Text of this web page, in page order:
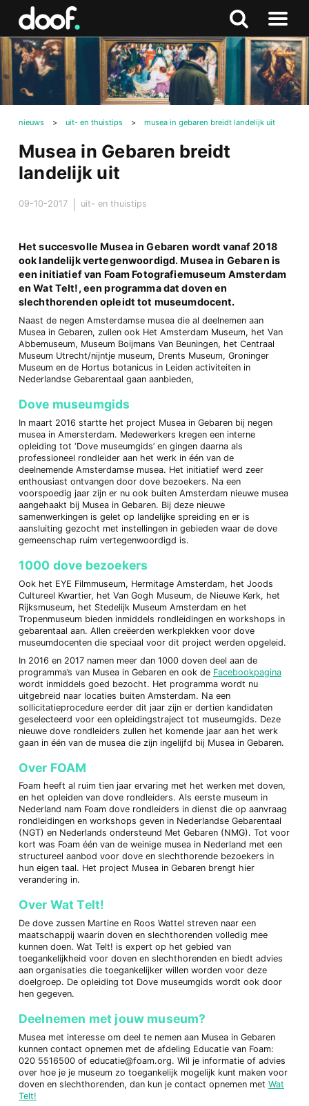
Zoeken
Naar
menu
nieuws > uit- en thuistips > musea in gebaren breidt landelijk uit
Musea in Gebaren breidt
landelijk uit
09-10-2017 uit- en thuistips
Het succesvolle Musea in Gebaren wordt vanaf 2018
ook landelijk vertegenwoordigd. Musea in Gebaren is
een initiatief van Foam Fotografiemuseum Amsterdam
en Wat Telt!, een programma dat doven en
slechthorenden opleidt tot museumdocent.
Naast de negen Amsterdamse musea die al deelnemen aan
Musea in Gebaren, zullen ook Het Amsterdam Museum, het Van
Abbemuseum, Museum Boijmans Van Beuningen, het Centraal
Museum Utrecht/nijntje museum, Drents Museum, Groninger
Museum en de Hortus botanicus in Leiden activiteiten in
Nederlandse Gebarentaal gaan aanbieden,
Dove museumgids
In maart 2016 startte het project Musea in Gebaren bij negen
musea in Amersterdam. Medewerkers kregen een interne
opleiding tot ‘Dove museumgids’ en gingen daarna als
professioneel rondleider aan het werk in één van de
deelnemende Amsterdamse musea. Het initiatief werd zeer
enthousiast ontvangen door dove bezoekers. Na een
voorspoedig jaar zijn er nu ook buiten Amsterdam nieuwe musea
aangehaakt bij Musea in Gebaren. Bij deze nieuwe
samenwerkingen is gelet op landelijke spreiding en er is
aansluiting gezocht met instellingen in gebieden waar de dove
gemeenschap ruim vertegenwoordigd is.
1000 dove bezoekers
Ook het EYE Filmmuseum, Hermitage Amsterdam, het Joods
Cultureel Kwartier, het Van Gogh Museum, de Nieuwe Kerk, het
Rijksmuseum, het Stedelijk Museum Amsterdam en het
Tropenmuseum bieden inmiddels rondleidingen en workshops in
gebarentaal aan. Allen creëerden werkplekken voor dove
museumdocenten die speciaal voor dit project werden opgeleid.
In 2016 en 2017 namen meer dan 1000 doven deel aan de
programma’s van Musea in Gebaren en ook de Facebookpagina
wordt inmiddels goed bezocht. Het programma wordt nu
uitgebreid naar locaties buiten Amsterdam. Na een
sollicitatieprocedure eerder dit jaar zijn er dertien kandidaten
geselecteerd voor een opleidingstraject tot museumgids. Deze
nieuwe dove rondleiders zullen het komende jaar aan het werk
gaan in één van de musea die zijn ingelijfd bij Musea in Gebaren.
Over FOAM
Foam heeft al ruim tien jaar ervaring met het werken met doven,
en het opleiden van dove rondleiders. Als eerste museum in
Nederland nam Foam dove rondleiders in dienst die op aanvraag
rondleidingen en workshops geven in Nederlandse Gebarentaal
(NGT) en Nederlands ondersteund Met Gebaren (NMG). Tot voor
kort was Foam één van de weinige musea in Nederland met een
structureel aanbod voor dove en slechthorende bezoekers in
hun eigen taal. Het project Musea in Gebaren brengt hier
verandering in.
Over Wat Telt!
De dove zussen Martine en Roos Wattel streven naar een
maatschappij waarin doven en slechthorenden volledig mee
kunnen doen. Wat Telt! is expert op het gebied van
toegankelijkheid voor doven en slechthorenden en biedt advies
aan organisaties die toegankelijker willen worden voor deze
doelgroep. De opleiding tot Dove museumgids wordt ook door
hen gegeven.
Deelnemen met jouw museum?
Musea met interesse om deel te nemen aan Musea in Gebaren
kunnen contact opnemen met de afdeling Educatie van Foam:
020 5516500 of educatie@foam.org. Wil je informatie of advies
over hoe je je museum zo toegankelijk mogelijk kunt maken voor
doven en slechthorenden, dan kun je contact opnemen met Wat
Telt!
Doof.nl
Zoeken
naar
boven